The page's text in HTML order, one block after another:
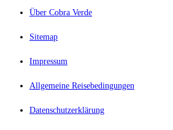
Über Cobra Verde
Sitemap
Impressum
Allgemeine Reisebedingungen
Datenschutzerklärung